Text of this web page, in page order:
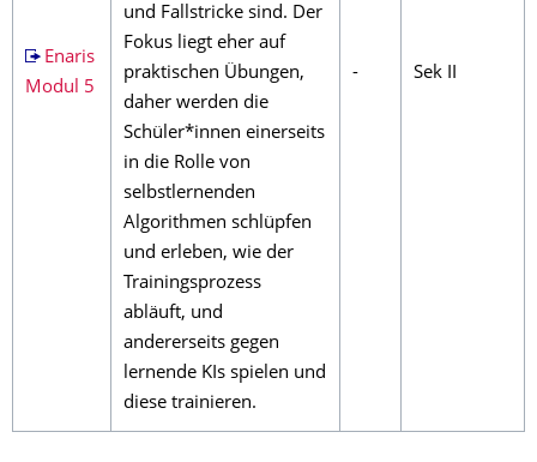
Enaris
Modul 5
und Fallstricke sind. Der
Fokus liegt eher auf
praktischen Übungen,
daher werden die
Schüler*innen einerseits
in die Rolle von
selbstlernenden
Algorithmen schlüpfen
und erleben, wie der
Trainingsprozess
abläuft, und
andererseits gegen
lernende KIs spielen und
diese trainieren.
- Sek II